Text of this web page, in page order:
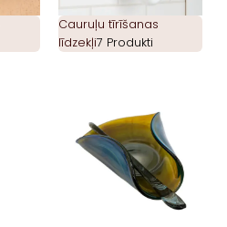
Cauruļu tīrīšanas
līdzekļi7 Produkti